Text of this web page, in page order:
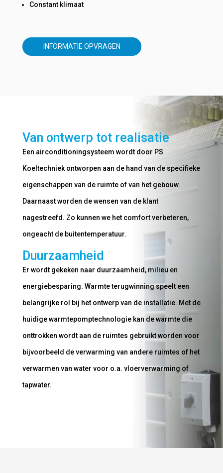
Constant klimaat
INFORMATIE OPVRAGEN
Van ontwerp tot realisatie
Een airconditioningsysteem wordt door PS
Koeltechniek ontworpen aan de hand van de specifieke
eigenschappen van de ruimte of van het gebouw.
Daarnaast worden de wensen van de klant
nagestreefd. Zo kunnen we het comfort verbeteren,
ongeacht de buitentemperatuur.
Duurzaamheid
Er wordt gekeken naar duurzaamheid, milieu en
energiebesparing. Warmte terugwinning speelt een
belangrijke rol bij het ontwerp van de installatie. Met de
huidige warmtepomptechnologie kan de warmte die
onttrokken wordt aan de ruimtes gebruikt worden voor
bijvoorbeeld de verwarming van andere ruimtes of het
verwarmen van water voor o.a. vloerverwarming of
tapwater.